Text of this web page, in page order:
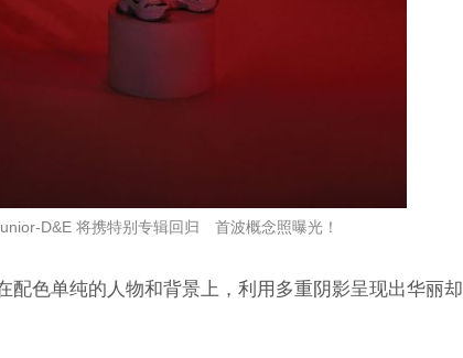
D&E 将携特别专辑回归 首波概念照曝光！
配色单纯的人物和背景上，利用多重阴影呈现出华丽却